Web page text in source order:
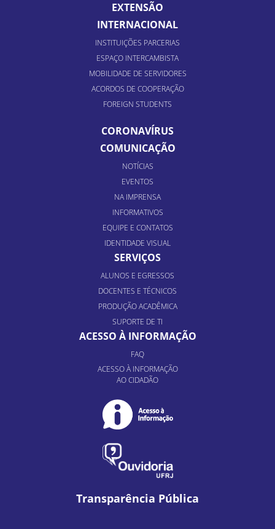
EXTENSÃO
INTERNACIONAL
INSTITUIÇÕES PARCERIAS
ESPAÇO INTERCAMBISTA
MOBILIDADE DE SERVIDORES
ACORDOS DE COOPERAÇÃO
FOREIGN STUDENTS
CORONAVÍRUS
COMUNICAÇÃO
NOTÍCIAS
EVENTOS
NA IMPRENSA
INFORMATIVOS
EQUIPE E CONTATOS
IDENTIDADE VISUAL
SERVIÇOS
ALUNOS E EGRESSOS
DOCENTES E TÉCNICOS
PRODUÇÃO ACADÊMICA
SUPORTE DE TI
ACESSO À INFORMAÇÃO
FAQ
ACESSO À INFORMAÇÃO
AO CIDADÃO
Transparência Pública